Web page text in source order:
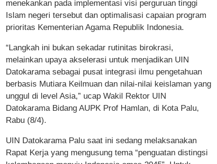
menekankan pada implementasi visi perguruan tinggi
Islam negeri tersebut dan optimalisasi capaian program
prioritas Kementerian Agama Republik Indonesia.
“Langkah ini bukan sekadar rutinitas birokrasi,
melainkan upaya akselerasi untuk menjadikan UIN
Datokarama sebagai pusat integrasi ilmu pengetahuan
berbasis Mutiara Keilmuan dan nilai-nilai keislaman yang
unggul di level Asia,” ucap Wakil Rektor UIN
Datokarama Bidang AUPK Prof Hamlan, di Kota Palu,
Rabu (8/4).
UIN Datokarama Palu saat ini sedang melaksanakan
Rapat Kerja yang mengusung tema “penguatan distingsi